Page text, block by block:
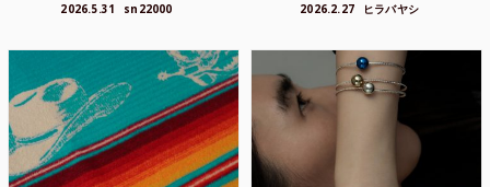
2026.5.31 sn22000 2026.2.27 ヒラバヤシ